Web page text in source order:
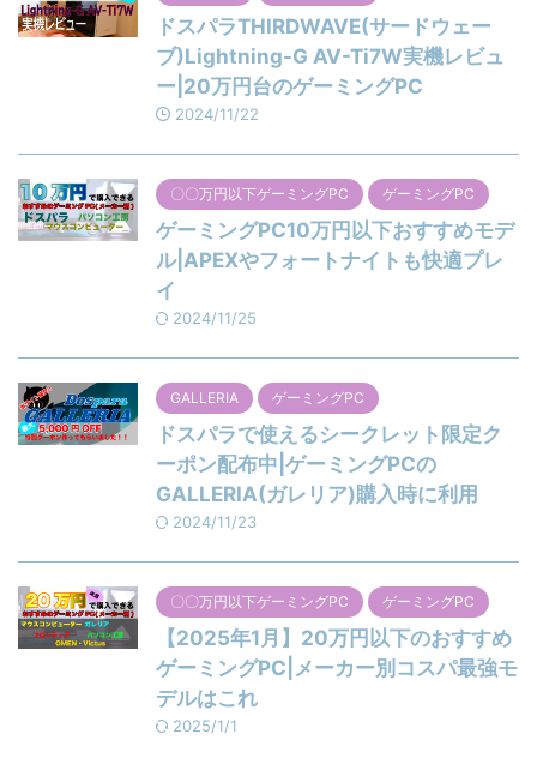
ドスパラTHIRDWAVE(サードウェー
ブ)Lightning-G AV-Ti7W実機レビュ
ー|20万円台のゲーミングPC
2024/11/22
〇〇万円以下ゲーミングPC ゲーミングPC
ゲーミングPC10万円以下おすすめモデ
ル|APEXやフォートナイトも快適プレ
イ
2024/11/25
GALLERIA ゲーミングPC
ドスパラで使えるシークレット限定ク
ーポン配布中|ゲーミングPCの
GALLERIA(ガレリア)購入時に利用
2024/11/23
〇〇万円以下ゲーミングPC ゲーミングPC
【2025年1月】20万円以下のおすすめ
ゲーミングPC|メーカー別コスパ最強モ
デルはこれ
2025/1/1